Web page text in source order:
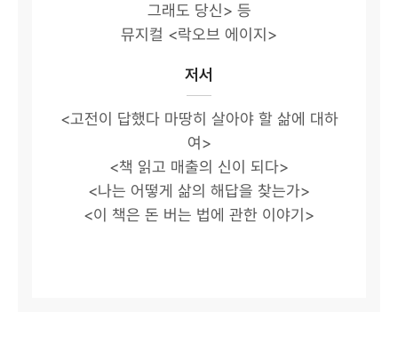
그래도 당신> 등
뮤지컬 <락오브 에이지>
저서
<고전이 답했다 마땅히 살아야 할 삶에 대하
여>
<책 읽고 매출의 신이 되다>
<나는 어떻게 삶의 해답을 찾는가>
<이 책은 돈 버는 법에 관한 이야기>